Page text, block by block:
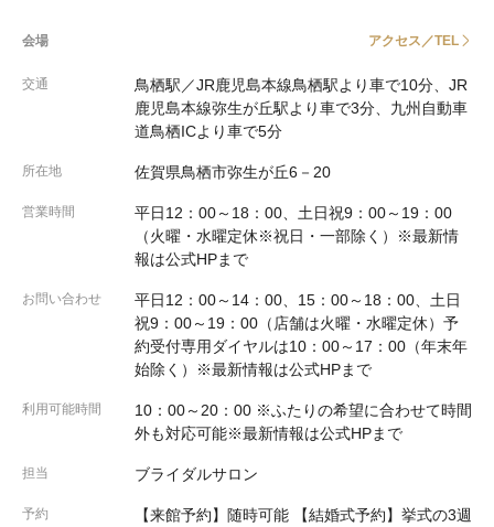
会場 アクセス／TEL
交通
鳥栖駅／JR鹿児島本線鳥栖駅より車で10分、JR
鹿児島本線弥生が丘駅より車で3分、九州自動車
道鳥栖ICより車で5分
所在地 佐賀県鳥栖市弥生が丘6－20
営業時間
平日12：00～18：00、土日祝9：00～19：00
（火曜・水曜定休※祝日・一部除く）※最新情
報は公式HPまで
お問い合わせ
平日12：00～14：00、15：00～18：00、土日
祝9：00～19：00（店舗は火曜・水曜定休）予
約受付専用ダイヤルは10：00～17：00（年末年
始除く）※最新情報は公式HPまで
利用可能時間
10：00～20：00 ※ふたりの希望に合わせて時間
外も対応可能※最新情報は公式HPまで
担当 ブライダルサロン
予約
【来館予約】随時可能 【結婚式予約】挙式の3週